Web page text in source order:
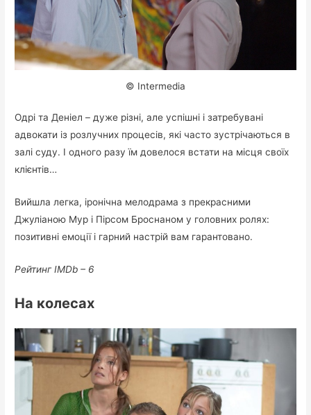
© Intermedia
Одрі та Деніел – дуже різні, але успішні і затребувані
адвокати із розлучних процесів, які часто зустрічаються в
залі суду. І одного разу їм довелося встати на місця своїх
клієнтів…
Вийшла легка, іронічна мелодрама з прекрасними
Джуліаною Мур і Пірсом Броснаном у головних ролях:
позитивні емоції і гарний настрій вам гарантовано.
Рейтинг IMDb – 6
На колесах